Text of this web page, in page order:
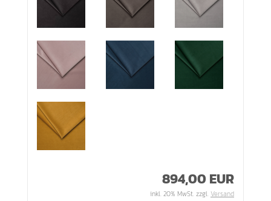
894,00 EUR
inkl. 20% MwSt. zzgl. Versand